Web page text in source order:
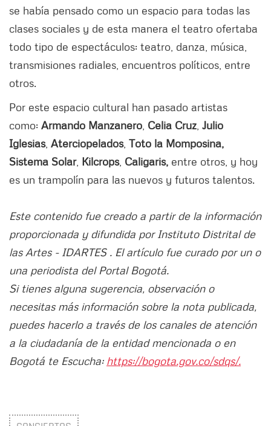
se había pensado como un espacio para todas las
clases sociales y de esta manera el teatro ofertaba
todo tipo de espectáculos: teatro, danza, música,
transmisiones radiales, encuentros políticos, entre
otros.
Por este espacio cultural han pasado artistas
como: Armando Manzanero Celia Cruz Julio
Iglesias, Aterciopelados, Toto la Momposina,
Sistema Solar, Kilcrops, Caligaris, entre otros, y hoy
es un trampolín para las nuevos y futuros talentos.
Este contenido fue creado a partir de la información
proporcionada y difundida por Instituto Distrital de
las Artes - IDARTES . El artículo fue curado por un o
una periodista del Portal Bogotá.
Si tienes alguna sugerencia, observación o
necesitas más información sobre la nota publicada,
puedes hacerlo a través de los canales de atención
a la ciudadanía de la entidad mencionada o en
Bogotá te Escucha: https://bogota.gov.co/sdqs/.